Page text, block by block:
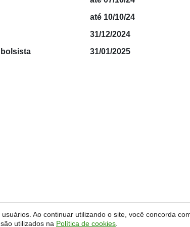
Ao continuar utilizando o site, você concorda
utilizados na Política de cookies
até 10/10/24
31/12/2024
31/01/2025
e Inclusão |Universidade Federal do Pampa -